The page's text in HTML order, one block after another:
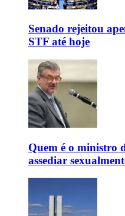
Senado rejeitou
STF até hoje
Quem é o ministro
assediar